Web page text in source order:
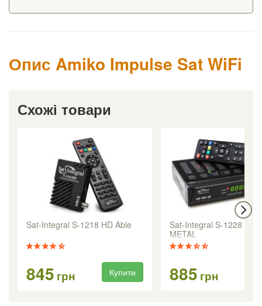
Опис Amiko Impulse Sat WiFi
Схожі товари
Sat-Integral S-1218 HD Able
845 грн Купити
Sat-Integral S-1228 HD
METAL
885 грн